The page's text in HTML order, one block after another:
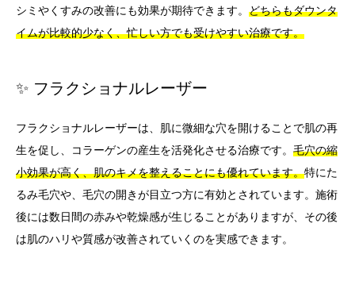
シミやくすみの改善にも効果が期待できます。 どちらもダウンタ
イムが比較的少なく、忙しい方でも受けやすい治療です。
✨ フラクショナルレーザー
フラクショナルレーザーは、肌に微細な穴を開けることで肌の再
生を促し、コラーゲンの産生を活発化させる治療です。 毛穴の縮
小効果が高く、肌のキメを整えることにも優れています。特にた
るみ毛穴や、毛穴の開きが目立つ方に有効とされています。施術
後には数日間の赤みや乾燥感が生じることがありますが、その後
は肌のハリや質感が改善されていくのを実感できます。